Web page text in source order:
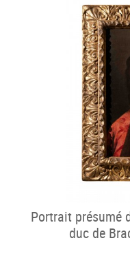
Portrait présumé
duc de